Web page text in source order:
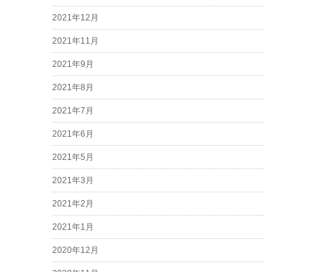
2021年12月
2021年11月
2021年9月
2021年8月
2021年7月
2021年6月
2021年5月
2021年3月
2021年2月
2021年1月
2020年12月